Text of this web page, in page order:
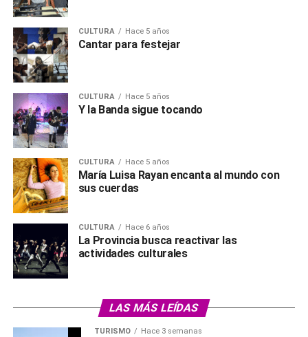
CULTURA Hace 5 años
Cantar para festejar
CULTURA Hace 5 años
Y la Banda sigue tocando
CULTURA Hace 5 años
María Luisa Rayan encanta al mundo con
sus cuerdas
CULTURA Hace 6 años
La Provincia busca reactivar las
actividades culturales
LAS MÁS LEÍDAS
TURISMO Hace 3 semanas